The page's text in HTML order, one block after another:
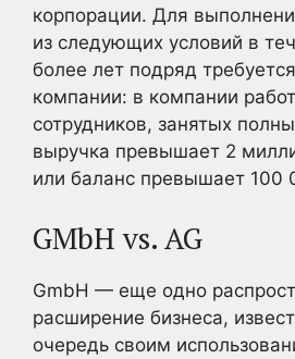
корпорации. Для
из следующих условий в
более лет подряд
компании: в компании
сотрудников, занятых
выручка превышает 2
или баланс превышает 100
GMbH vs. AG
GmbH — еще одно
расширение бизнеса,
очередь своим